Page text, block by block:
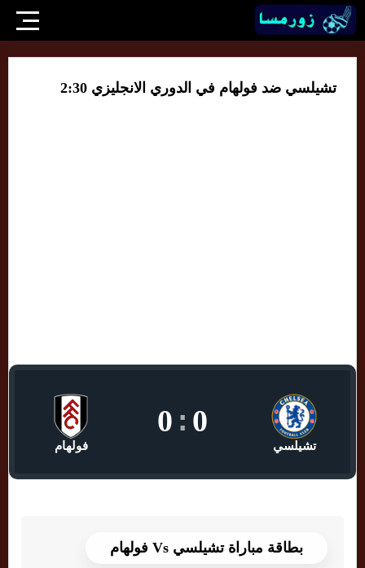
تشيلسي ضد فولهام في الدوري الانجليزي 2:30
تشيلسي
0
:
0
فولهام
بطاقة مباراة تشيلسي Vs فولهام